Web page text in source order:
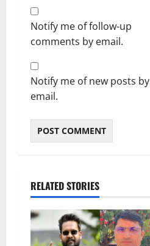
Notify me of follow-up
comments by email.
Notify me of new posts by
email.
RELATED STORIES